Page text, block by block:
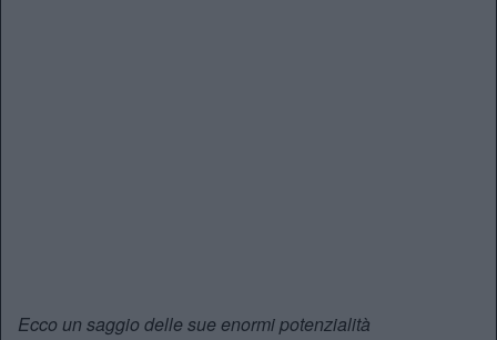
Ecco un saggio delle sue enormi potenzialità